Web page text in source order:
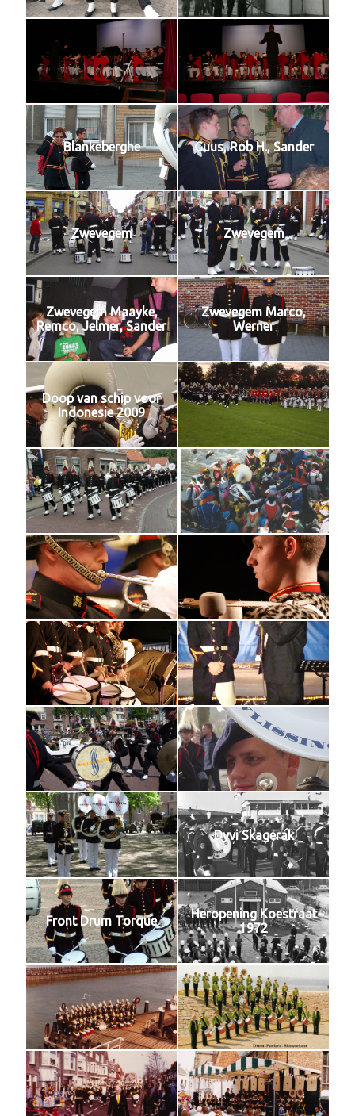
Blankeberghe Guus, Rob H., Sander
Zwevegem Zwevegem
Zwevegem Maayke,
Remco, Jelmer, Sander
Zwevegem Marco,
Werner
Doop van schip voor
Indonesie 2009
Dyvi Skagerak
Front Drum Torque
Heropening Koestraat
1972